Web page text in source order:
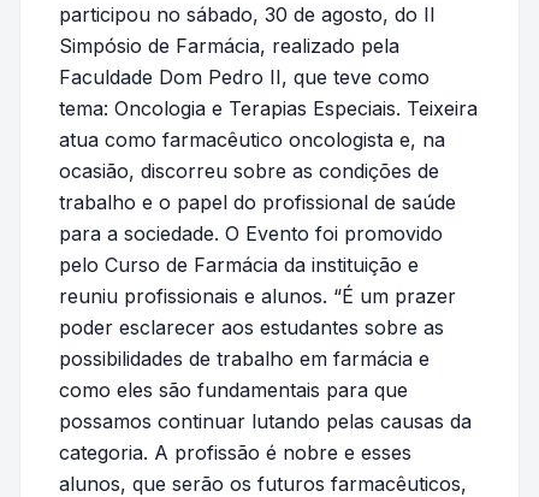
participou no sábado, 30 de agosto, do II
Simpósio de Farmácia, realizado pela
Faculdade Dom Pedro II, que teve como
tema: Oncologia e Terapias Especiais. Teixeira
atua como farmacêutico oncologista e, na
ocasião, discorreu sobre as condições de
trabalho e o papel do profissional de saúde
para a sociedade. O Evento foi promovido
pelo Curso de Farmácia da instituição e
reuniu profissionais e alunos. “É um prazer
poder esclarecer aos estudantes sobre as
possibilidades de trabalho em farmácia e
como eles são fundamentais para que
possamos continuar lutando pelas causas da
categoria. A profissão é nobre e esses
alunos, que serão os futuros farmacêuticos,